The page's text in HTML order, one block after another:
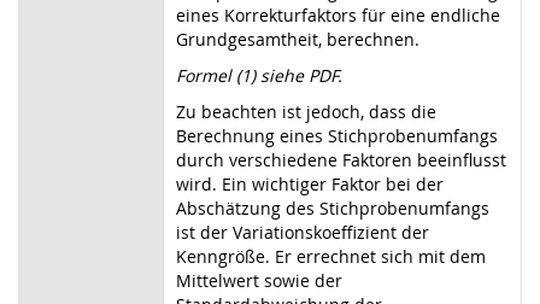
eines Korrekturfaktors für eine endliche
Grundgesamtheit, berechnen.
Formel (1) siehe PDF.
Zu beachten ist jedoch, dass die
Berechnung eines Stichprobenumfangs
durch verschiedene Faktoren beeinflusst
wird. Ein wichtiger Faktor bei der
Abschätzung des Stichprobenumfangs
ist der Variationskoeffizient der
Kenngröße. Er errechnet sich mit dem
Mittelwert sowie der